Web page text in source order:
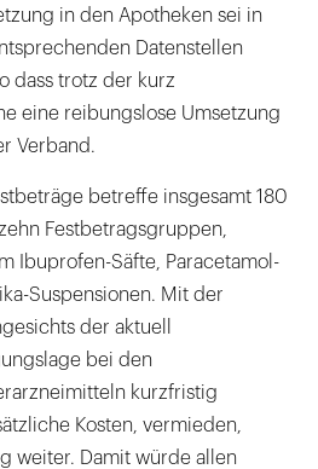
in den Apotheken sei in
Datenstellen
dass trotz der kurz
eine reibungslose Umsetzung
Verband.
betreffe insgesamt 180
Festbetragsgruppen,
Ibuprofen-Säfte, Paracetamol-
Suspensionen. Mit der
der aktuell
bei den
kurzfristig
Kosten, vermieden,
weiter. Damit würde allen